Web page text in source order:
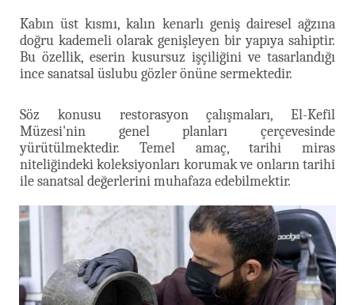
Kabın üst kısmı, kalın kenarlı geniş dairesel ağzına
doğru kademeli olarak genişleyen bir yapıya sahiptir.
Bu özellik, eserin kusursuz işçiliğini ve tasarlandığı
ince sanatsal üslubu gözler önüne sermektedir.
Söz konusu restorasyon çalışmaları, El-Kefil
Müzesi'nin genel planları çerçevesinde
yürütülmektedir. Temel amaç, tarihi miras
niteliğindeki koleksiyonları korumak ve onların tarihi
ile sanatsal değerlerini muhafaza edebilmektir.